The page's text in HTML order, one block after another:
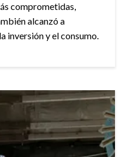
comprometidas,
alcanzó a
inversión y el consumo.